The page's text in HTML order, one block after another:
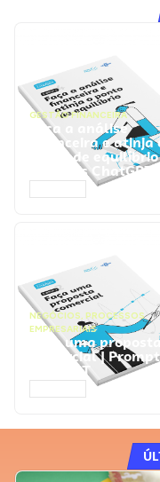
GESTÃO FINANCEIRA
Faça a análise
financeira e atinja
ponto de
Prompts ChatGPT
NEGÓCIOS, PROCESSOS
EMPRESARIAIS
Faça uma
comercial |
ChatGPT